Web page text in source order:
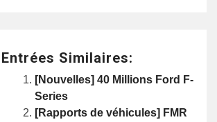
Entrées Similaires:
[Nouvelles] 40 Millions Ford F-
Series
[Rapports de véhicules] FMR